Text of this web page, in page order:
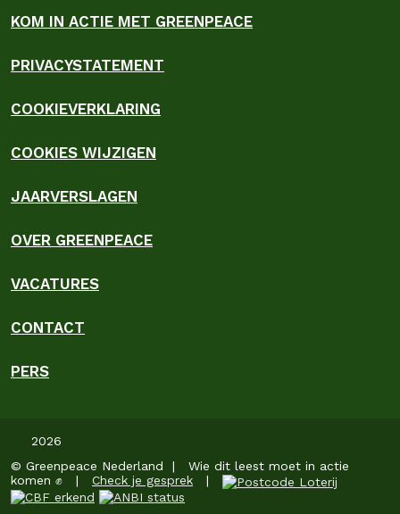
KOM IN ACTIE MET GREENPEACE
PRIVACYSTATEMENT
COOKIEVERKLARING
COOKIES WIJZIGEN
JAARVERSLAGEN
OVER GREENPEACE
VACATURES
CONTACT
PERS
2026
© Greenpeace Nederland | Wie dit leest moet in actie
komen ✊ | Check je gesprek |